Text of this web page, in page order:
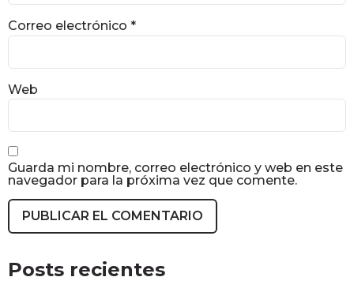
Correo electrónico *
Web
Guarda mi nombre, correo electrónico y web en este
navegador para la próxima vez que comente.
Posts recientes